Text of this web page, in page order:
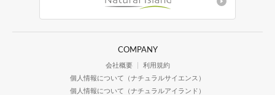
和ハッカと柑
やさしい手づ
45g SPF22
COMPANY
会社概要
利用規約
個人情報について（ナチュラルサイエンス）
個人情報について（ナチュラルアイランド）